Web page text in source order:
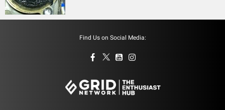
Find Us on Social Media: